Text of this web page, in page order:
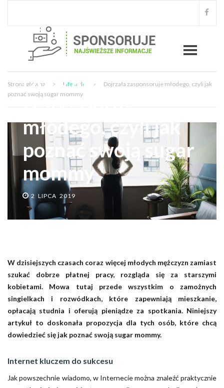
Strona główna > Lifestyle >
Dojrzała zasponsoruje młodego, czyli jak
poznać swoją sugar mommy
Dojrzała
zasponsoruje
młodego, czyli jak
poznać swoją sugar
mommy
2 LIPCA 2019
W dzisiejszych czasach coraz więcej młodych mężczyzn zamiast
szukać dobrze płatnej pracy, rozgląda się za starszymi
kobietami. Mowa tutaj przede wszystkim o zamożnych
singielkach i rozwódkach, które zapewniają mieszkanie,
opłacają studnia i oferują pieniądze za spotkania. Niniejszy
artykuł to doskonała propozycja dla tych osób, które chcą
dowiedzieć się jak poznać swoją sugar mommy.
Internet kluczem do sukcesu
Jak powszechnie wiadomo, w Internecie można znaleźć praktycznie